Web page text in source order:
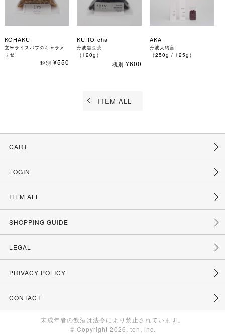
KOHAKU
玄米ライスパフのキャラメ
リゼ
税別 ¥550
KURO-cha
丹波黒豆茶
（120g）
税別¥600
AKA
丹波大納言
（250g / 125g）
ITEM ALL
CART
LOGIN
ITEM ALL
SHOPPING GUIDE
LEGAL
PRIVACY POLICY
CONTACT
未成年者の飲酒は法令により禁止されています。
© Copyright 2026. ten, inc.